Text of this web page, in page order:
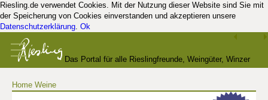
Riesling.de verwendet Cookies. Mit der Nutzung dieser Website sind Sie mit
der Speicherung von Cookies einverstanden und akzeptieren unsere
Datenschutzerklärung. Ok
Das Portal für alle Rieslingfreunde, Weingüter, Winzer
Home Weine